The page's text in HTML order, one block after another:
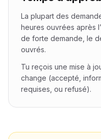
La plupart des
heures ouvrées après
de forte demande, le
ouvrés.
Tu reçois une mise à
change (accepté,
requises, ou refusé).